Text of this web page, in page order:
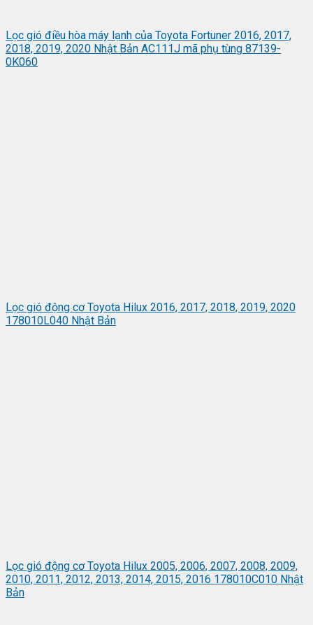
Lọc gió điều hòa máy lạnh của Toyota Fortuner 2016, 2017,
2018, 2019, 2020 Nhật Bản AC111J mã phụ tùng 87139-
0K060
Lọc gió động cơ Toyota Hilux 2016, 2017, 2018, 2019, 2020
178010L040 Nhật Bản
Lọc gió động cơ Toyota Hilux 2005, 2006, 2007, 2008, 2009,
2010, 2011, 2012, 2013, 2014, 2015, 2016 178010C010 Nhật
Bản